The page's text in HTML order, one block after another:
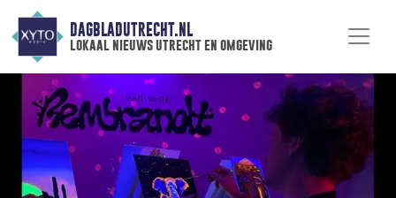
DAGBLADUTRECHT.NL
lokaal nieuws utrecht en omgeving